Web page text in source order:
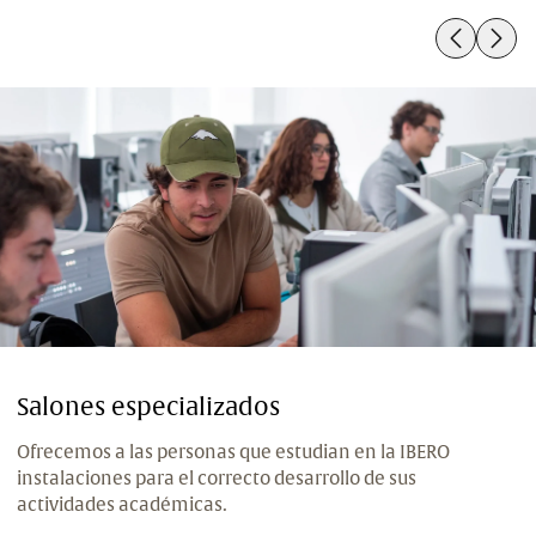
asociaciones, fundaciones y cooperativas locales,
Salones especializados
Ofrecemos a las personas que estudian en la IBERO
instalaciones para el correcto desarrollo de sus
actividades académicas.